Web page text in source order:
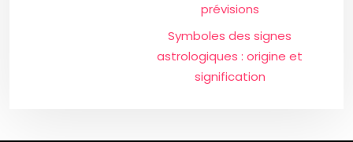
prévisions
Symboles des signes
astrologiques : origine et
signification